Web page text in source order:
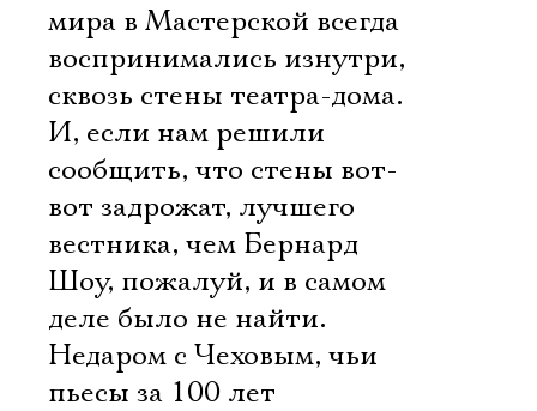
мира в Мастерской всегда
воспринимались изнутри,
сквозь стены театра-дома.
И, если нам решили
сообщить, что стены вот-
вот задрожат, лучшего
вестника, чем Бернард
Шоу, пожалуй, и в самом
деле было не найти.
Недаром с Чеховым, чьи
пьесы за 100 лет